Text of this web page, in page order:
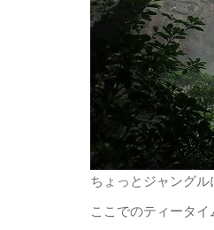
ちょっとジャング
ここでのティータ